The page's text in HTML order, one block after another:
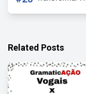
Related Posts